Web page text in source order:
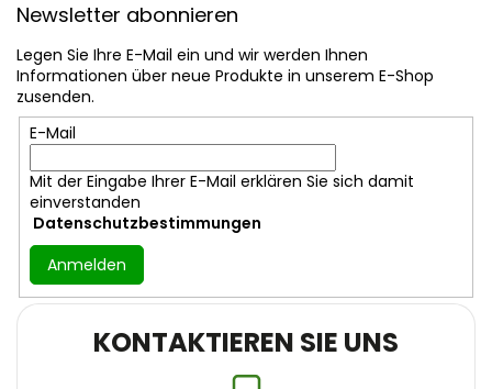
Newsletter abonnieren
Legen Sie Ihre E-Mail ein und wir werden Ihnen
Informationen über neue Produkte in unserem E-Shop
zusenden.
E-Mail
Mit der Eingabe Ihrer E-Mail erklären Sie sich damit
einverstanden
Datenschutzbestimmungen
Anmelden
KONTAKTIEREN SIE UNS